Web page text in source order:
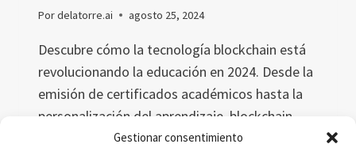
Gestionar consentimiento
Pordelatorre.ai agosto 25, 2024
Descubre cómo la tecnología blockchain está
revolucionando la educación en 2024. Desde la
emisión de certificados académicos hasta la
personalización del aprendizaje, blockchain
ofrece soluciones seguras, eficientes y